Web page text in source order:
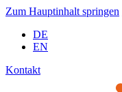
Zum Hauptinhalt springen
DE
EN
Kontakt